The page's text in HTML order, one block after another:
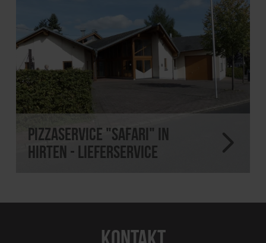
Pizzaservice "Safari" in
Hirten - Lieferservice